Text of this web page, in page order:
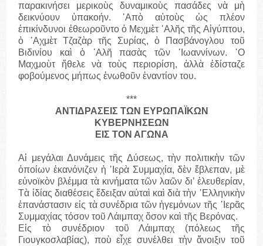
παρακινήσει μερικοὺς δυναμικοὺς πασάδες νὰ μὴ
δεικνύουν ὑπακοήν. ᾽Απὸ αὐτοὺς ὡς πλέον
ἐπικίνδυνοι ἐθεωροῦντο ὁ Μεχμὲτ ᾽Αλῆς τῆς Αἰγύπτου,
ὁ ᾽Αχμὲτ Τζαζὰρ τῆς Συρίας, ὁ Πασβάνογλου τοῦ
Βιδινίου καὶ ὁ ᾽Αλῆ πασὰς τῶν ᾽Ιωαννίνων. ῾Ο
Μαχμοὺτ ἤθελε νὰ τοὺς περιορίση, ἀλλὰ ἐδίσταζε
φοβούμενος μήπως ἑνωθοῦν ἐναντίον του.
***
ΑΝΤΙΔΡΑΣΕΙΣ ΤΩΝ ΕΥΡΩΠΑΪΚΩΝ
ΚΥΒΕΡΝΗΣΕΩΝ
ΕΙΣ ΤΟΝ ΑΓΩΝΑ
Αἱ μεγάλαι Δυνάμεις τῆς Δύσεως, τὴν πολιτικὴν τῶν
ὁποίων ἐκανόνιζεν ἡ ῾Ιερὰ Συμμαχία, δὲν ἔβλεπαν, μὲ
εὐνοϊκὸν βλέμμα τὰ κινήματα τῶν λαῶν δι’ ἐλευθερίαν,
Τὰ ἰδίας διαθέσεις ἔδειξαν αὐταὶ καὶ διὰ τὴν ῾Ελληνικὴν
ἐπανάστασιν εἰς τὰ συνέδρια τῶν ἡγεμόνων τῆς ῾Ιερᾶς
Συμμαχίας τόσον τοῦ Λάιμπαχ ὅσον καὶ τῆς Βερόνας.
Εἰς τὸ συνέδριον τοῦ Λάιμπαχ (πόλεως τῆς
Γιουγκοσλαβίας), ποὺ εἶχε συνέλθει τὴν ἄνοιξιν τοῦ